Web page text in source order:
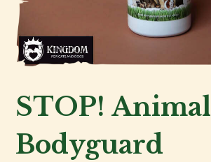
Kat
Hond
STOP! Animal
Bodyguard